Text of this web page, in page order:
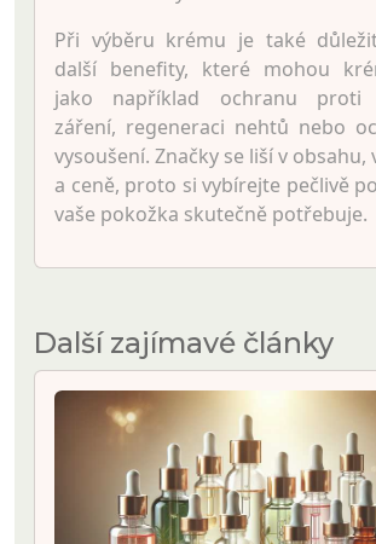
Při výběru krému je také
další benefity, které mohou
jako například ochranu proti
záření, regeneraci nehtů nebo
vysoušení. Značky se liší v obsahu,
a ceně, proto si vybírejte pečlivě
vaše pokožka skutečně potřebuje.
Další zajímavé články